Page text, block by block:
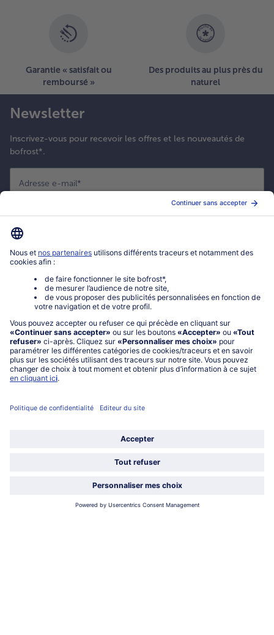
Garantie « satisfait ou
remboursé »
Des produits au plus près du
naturel
Newsletter
Inscrivez-vous pour recevoir les offres et les nouveautés de
bofrost*.
Adresse e-mail*
ses actualités et offres commerciales. Je peux à tout moment utiliser le
lien de désabonnement intégré dans la newsletter. Cliquez sur la
Mon compte bofrost*
www.bofrost.fr
service@bofrost.fr
0801 902 406